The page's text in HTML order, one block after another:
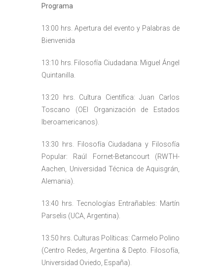
Programa
13:00 hrs. Apertura del evento y Palabras de
Bienvenida
13:10 hrs. Filosofía Ciudadana: Miguel Ángel
Quintanilla.
13:20 hrs. Cultura Científica: Juan Carlos
Toscano (OEI Organización de Estados
Iberoamericanos).
13:30 hrs. Filosofía Ciudadana y Filosofía
Popular: Raúl Fornet-Betancourt (RWTH-
Aachen, Universidad Técnica de Aquisgrán,
Alemania).
13:40 hrs. Tecnologías Entrañables: Martín
Parselis (UCA, Argentina).
13:50 hrs. Culturas Políticas: Carmelo Polino
(Centro Redes, Argentina & Depto. Filosofía,
Universidad Oviedo, España).